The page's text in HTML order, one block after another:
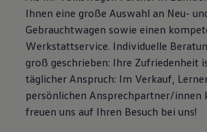
Magazin
Transport
Familie
Elektromobilität
Volkswagen R
Pannen- und Unfallhilfe
Volkswagen Kundenbetreuung
Ihnen eine große Auswahl an Neu-
Gebrauchtwagen sowie einen
Werkstattservice. Individuelle
groß geschrieben: Ihre Zufriedenheit
täglicher Anspruch: Im Verkauf,
persönlichen Ansprechpartner/innen
freuen uns auf Ihren Besuch bei uns!